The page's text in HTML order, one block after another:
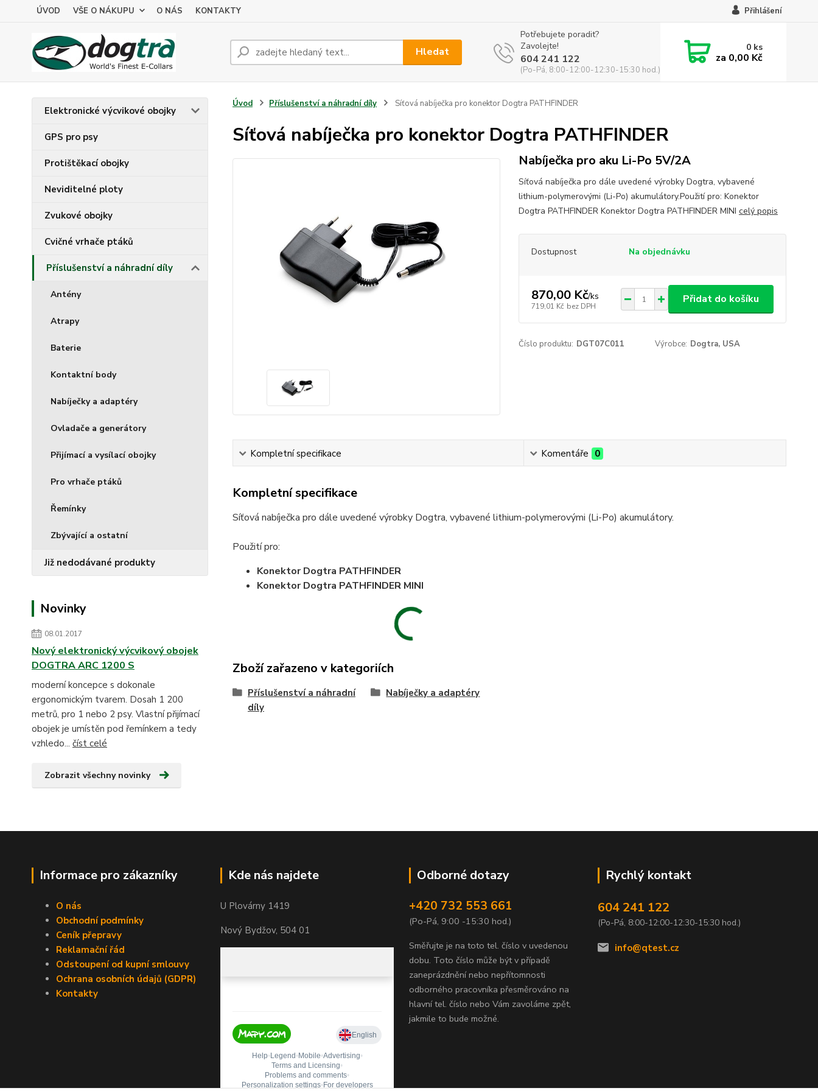
ÚVOD VŠE O NÁKUPU O NÁS KONTAKTY Přihlášení
Hledat
Potřebujete poradit?
Zavolejte!
604 241 122
(Po-Pá, 8:00-12:00-12:30-15:30 hod.)
0 ks
za 0,00 Kč
Elektronické výcvikové obojky
GPS pro psy
Protištěkací obojky
Neviditelné ploty
Zvukové obojky
Cvičné vrhače ptáků
Příslušenství a náhradní díly
Antény
Atrapy
Baterie
Kontaktní body
Nabíječky a adaptéry
Ovladače a generátory
Přijímací a vysílací obojky
Pro vrhače ptáků
Řemínky
Zbývající a ostatní
Již nedodávané produkty
Novinky
08.01.2017
Nový elektronický výcvikový obojek
DOGTRA ARC 1200 S
moderní koncepce s dokonale
ergonomickým tvarem. Dosah 1 200
metrů, pro 1 nebo 2 psy. Vlastní přijímací
obojek je umístěn pod řemínkem a tedy
vzhledo... číst celé
Zobrazit všechny novinky
Úvod Příslušenství a náhradní díly Síťová nabíječka pro konektor Dogtra PATHFINDER
Síťová nabíječka pro konektor Dogtra PATHFINDER
Nabíječka pro aku Li-Po 5V/2A
Síťová nabíječka pro dále uvedené výrobky Dogtra, vybavené
lithium-polymerovými (Li-Po) akumulátory.Použití pro: Konektor
Dogtra PATHFINDER Konektor Dogtra PATHFINDER MINI celý popis
Dostupnost Na objednávku
870,00 Kč/ks
719,01 Kč bez DPH
Přidat do košíku
Číslo produktu: DGT07C011 Výrobce: Dogtra, USA
Kompletní specifikace Komentáře 0
Kompletní specifikace
Síťová nabíječka pro dále uvedené výrobky Dogtra, vybavené lithium-polymerovými (Li-Po) akumulátory.
Použití pro:
Konektor Dogtra PATHFINDER
Konektor Dogtra PATHFINDER MINI
Zboží zařazeno v kategoriích
Příslušenství a náhradní
díly
Nabíječky a adaptéry
Informace pro zákazníky
O nás
Obchodní podmínky
Ceník přepravy
Reklamační řád
Odstoupení od kupní smlouvy
Ochrana osobních údajů (GDPR)
Kontakty
Kde nás najdete
U Plovárny 1419
Nový Bydžov, 504 01
Odborné dotazy
+420 732 553 661
(Po-Pá, 9:00 -15:30 hod.)
Směřujte je na toto tel. číslo v uvedenou
dobu. Toto číslo může být v případě
zaneprázdnění nebo nepřítomnosti
odborného pracovníka přesměrováno na
hlavní tel. číslo nebo Vám zavoláme zpět,
jakmile to bude možné.
Rychlý kontakt
604 241 122
(Po-Pá, 8:00-12:00-12:30-15:30 hod.)
info@qtest.cz